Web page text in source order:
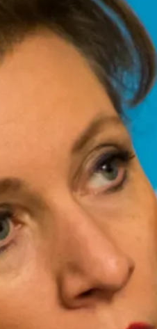
в кювет под
два человека
Сызрани пожаловалась
медиков, лечивших
в Приангарье
самодельная рация:
15:39
от жары:
о главных
ухода